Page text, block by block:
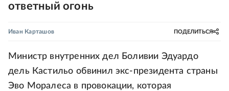
ответный огонь
Иван Карташов ПОДЕЛИТЬСЯ
Министр внутренних дел Боливии Эдуардо
дель Кастильо обвинил экс-президента страны
Эво Моралеса в провокации, которая